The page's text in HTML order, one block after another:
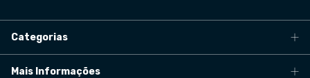
Categorias
Mais Informações